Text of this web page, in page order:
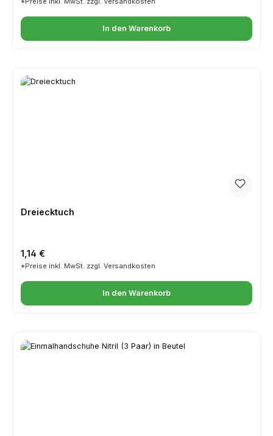
In den Warenkorb
Dreiecktuch
Regulärer Preis:
1,14 €
*Preise inkl. MwSt. zzgl. Versandkosten
In den Warenkorb